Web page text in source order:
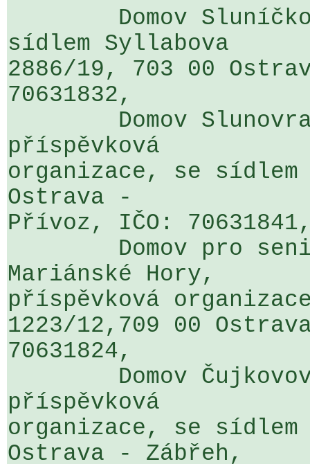
sídlem Syllabova
2886/19, 703 00
70631832,
příspěvková
organizace, se
Ostrava -
Přívoz, IČO:
Mariánské Hory,
příspěvková
1223/12,709 00
70631824,
příspěvková
organizace, se sídlem
Ostrava - Zábřeh,